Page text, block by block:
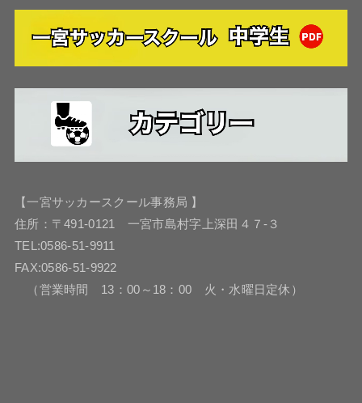
【一宮サッカースクール事務局 】
住所：〒491-0121 一宮市島村字上深田４７-３
TEL:0586-51-9911
FAX:0586-51-9922
（営業時間 13：00～18：00 火・水曜日定休）